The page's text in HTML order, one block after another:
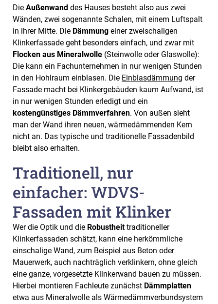
Die Außenwand des Hauses besteht also aus zwei
Wänden, zwei sogenannte Schalen, mit einem Luftspalt
in ihrer Mitte. Die Dämmung einer zweischaligen
Klinkerfassade geht besonders einfach, und zwar mit
Flocken aus Mineralwolle (Steinwolle oder Glaswolle):
Die kann ein Fachunternehmen in nur wenigen Stunden
in den Hohlraum einblasen. Die Einblasdämmung der
Fassade macht bei Klinkergebäuden kaum Aufwand, ist
in nur wenigen Stunden erledigt und ein
kostengünstiges Dämmverfahren. Von außen sieht
man der Wand ihren neuen, wärmedämmenden Kern
nicht an. Das typische und traditionelle Fassadenbild
bleibt also erhalten.
Traditionell, nur
einfacher: WDVS-
Fassaden mit Klinker
Wer die Optik und die Robustheittraditioneller
Klinkerfassaden schätzt, kann eine herkömmliche
einschalige Wand, zum Beispiel aus Beton oder
Mauerwerk, auch nachträglich verklinkern, ohne gleich
eine ganze, vorgesetzte Klinkerwand bauen zu müssen.
Hierbei montieren Fachleute zunächst Dämmplatten
etwa aus Mineralwolle als Wärmedämmverbundsystem